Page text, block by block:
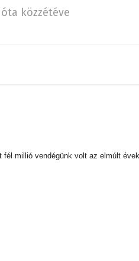
közzétéve
millió vendégünk volt az elmúlt